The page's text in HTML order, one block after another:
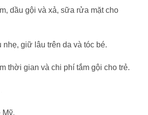
dầu gội và xả, sữa rửa mặt cho
giữ lâu trên da và tóc bé.
thời gian và chi phí tắm gội cho trẻ.
Mỹ.